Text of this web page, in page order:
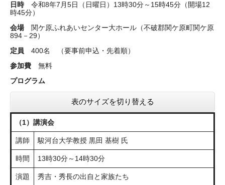
日 時令和8年7月5日（日曜日）13時30分～15時45分（開場12
時45分）
会場関ケ原ふれあいセンター大ホール（不破郡関ケ原町関ケ原
894－29）
定員 400名 （要事前申込・先着順）
参加費 無料
プログラム
表のサイズを切り替える
（1）講演会
講師 駿河台大学教授 黒田 基樹 氏
時間 13時30分～14時30分
演題 秀吉・秀長の出自と家族たち